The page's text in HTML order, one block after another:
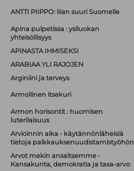
ANTTI PIIPPO: liian suuri Suomelle
Apina pulpetissa : ysiluokan
yhteisöllisyys
APINASTA IHMISEKSI
ARABIAA YLI RAJOJEN
Arginiini ja terveys
Armollinen itsekuri
Armon horisontit : huomisen
luterilaisuus
Arvioinnin aika - käytännönläheisiä
tietoja palkkauksenuudistamistyöhön
Arvot mekin ansaitsemme -
Kansakunta, demokratia ja tasa-arvo